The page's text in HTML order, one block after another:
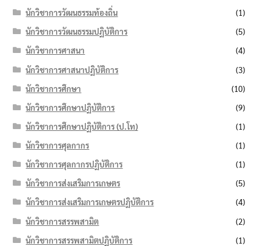
นักวิชาการวัฒนธรรมท้องถิ่น
(1)
นักวิชาการวัฒนธรรมปฏิบัติการ
(5)
นักวิชาการศาสนา
(4)
นักวิชาการศาสนาปฏิบัติการ
(3)
นักวิชาการศึกษา
(10)
นักวิชาการศึกษาปฏิบัติการ
(9)
นักวิชาการศึกษาปฏิบัติการ (ป.โท)
(1)
นักวิชาการศุลกากร
(1)
นักวิชาการศุลกากรปฏิบัติการ
(1)
นักวิชาการส่งเสริมการเกษตร
(5)
นักวิชาการส่งเสริมการเกษตรปฏิบัติการ
(4)
นักวิชาการสรรพสามิต
(2)
นักวิชาการสรรพสามิตปฏิบัติการ
(1)